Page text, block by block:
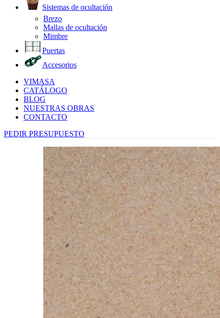
Sistemas de ocultación
Brezo
Mallas de ocultación
Mimbre
Puertas
Accesorios
VIMASA
CATÁLOGO
BLOG
NUESTRAS OBRAS
CONTACTO
PEDIR PRESUPUESTO